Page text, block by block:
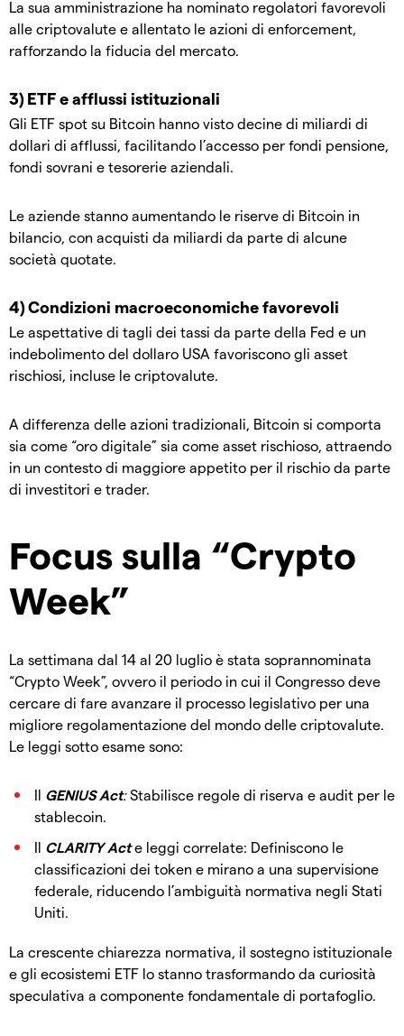
La sua amministrazione ha nominato regolatori favorevoli
alle criptovalute e allentato le azioni di enforcement,
rafforzando la fiducia del mercato.
3) ETF e afflussi istituzionali
Gli ETF spot su Bitcoin hanno visto decine di miliardi di
dollari di afflussi, facilitando l’accesso per fondi pensione,
fondi sovrani e tesorerie aziendali.
Le aziende stanno aumentando le riserve di Bitcoin in
bilancio, con acquisti da miliardi da parte di alcune
società quotate.
4) Condizioni macroeconomiche favorevoli
Le aspettative di tagli dei tassi da parte della Fed e un
indebolimento del dollaro USA favoriscono gli asset
rischiosi, incluse le criptovalute.
A differenza delle azioni tradizionali, Bitcoin si comporta
sia come “oro digitale” sia come asset rischioso, attraendo
in un contesto di maggiore appetito per il rischio da parte
di investitori e trader.
Focus sulla “Crypto
Week”
La settimana dal 14 al 20 luglio è stata soprannominata
“Crypto Week”, ovvero il periodo in cui il Congresso deve
cercare di fare avanzare il processo legislativo per una
migliore regolamentazione del mondo delle criptovalute.
Le leggi sotto esame sono:
Il GENIUS Act:Stabilisce regole di riserva e audit per le
stablecoin.
Il CLARITY Acte leggi correlate: Definiscono le
classificazioni dei token e mirano a una supervisione
federale, riducendo l’ambiguità normativa negli Stati
Uniti.
La crescente chiarezza normativa, il sostegno istituzionale
e gli ecosistemi ETF lo stanno trasformando da curiosità
speculativa a componente fondamentale di portafoglio.